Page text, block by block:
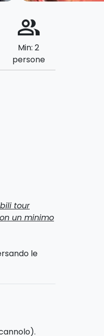
people_alt
Min: 2
persone
tour
un minimo
le
e proprio